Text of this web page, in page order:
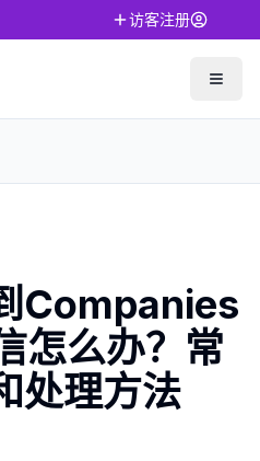
访客注册
Companies
怎么办？常
处理方法